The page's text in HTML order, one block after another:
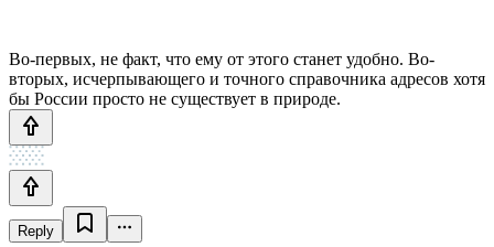
Во-первых, не факт, что ему от этого станет удобно. Во-
вторых, исчерпывающего и точного справочника адресов хотя
бы России просто не существует в природе.
Reply